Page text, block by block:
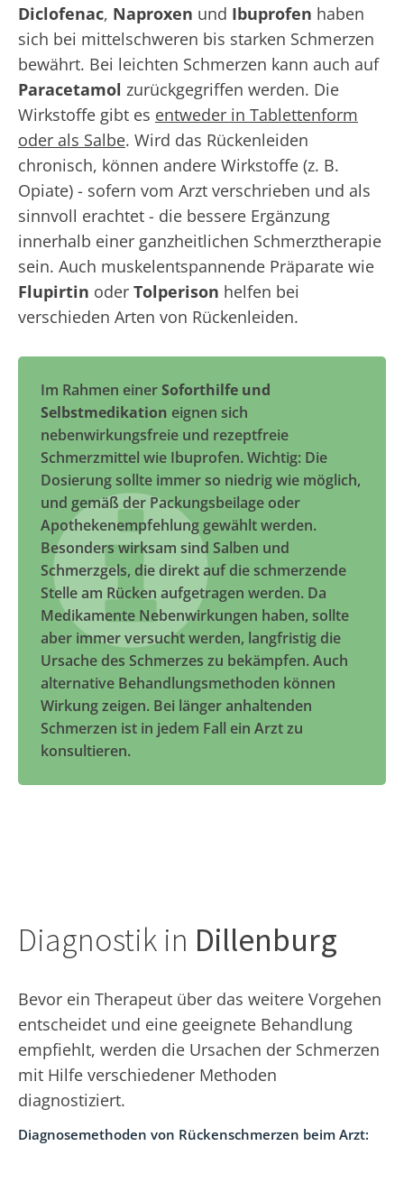
Diclofenac, Naproxen und Ibuprofen haben
sich bei mittelschweren bis starken Schmerzen
bewährt. Bei leichten Schmerzen kann auch auf
Paracetamol zurückgegriffen werden. Die
Wirkstoffe gibt es entweder in Tablettenform
oder als Salbe. Wird das Rückenleiden
chronisch, können andere Wirkstoffe (z. B.
Opiate) - sofern vom Arzt verschrieben und als
sinnvoll erachtet - die bessere Ergänzung
innerhalb einer ganzheitlichen Schmerztherapie
sein. Auch muskelentspannende Präparate wie
Flupirtin oder Tolperison helfen bei
verschieden Arten von Rückenleiden.
Im Rahmen einerSoforthilfe und
Selbstmedikation eignen sich
nebenwirkungsfreie und rezeptfreie
Schmerzmittel wie Ibuprofen. Wichtig: Die
Dosierung sollte immer so niedrig wie möglich,
und gemäß der Packungsbeilage oder
Apothekenempfehlung gewählt werden.
Besonders wirksam sind Salben und
Schmerzgels, die direkt auf die schmerzende
Stelle am Rücken aufgetragen werden. Da
Medikamente Nebenwirkungen haben, sollte
aber immer versucht werden, langfristig die
Ursache des Schmerzes zu bekämpfen. Auch
alternative Behandlungsmethoden können
Wirkung zeigen. Bei länger anhaltenden
Schmerzen ist in jedem Fall ein Arzt zu
konsultieren.
Diagnostik in Dillenburg
Bevor ein Therapeut über das weitere Vorgehen
entscheidet und eine geeignete Behandlung
empfiehlt, werden die Ursachen der Schmerzen
mit Hilfe verschiedener Methoden
diagnostiziert.
Diagnosemethoden von Rückenschmerzen beim Arzt: